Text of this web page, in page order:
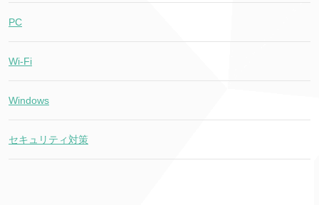
PC
Wi-Fi
Windows
セキュリティ対策